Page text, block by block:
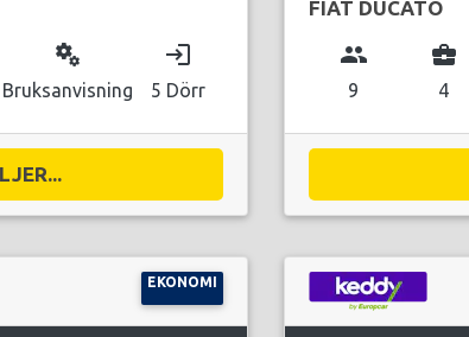
miscellaneous_services
Bruksanvisning
login
5 Dörr
FIAT DUCATO
group
9
business_center
4
EKONOMI